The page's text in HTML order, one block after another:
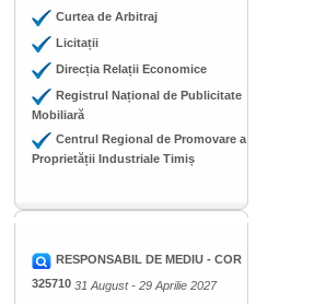
Curtea de Arbitraj
Licitații
Direcția Relații Economice
Registrul Național de Publicitate
Mobiliară
Centrul Regional de Promovare a
Proprietății Industriale Timiș
RESPONSABIL DE MEDIU - COR
325710 31 August - 29 Aprilie 2027